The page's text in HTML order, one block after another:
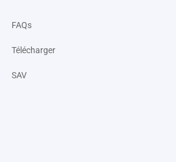
FAQs
Télécharger
SAV